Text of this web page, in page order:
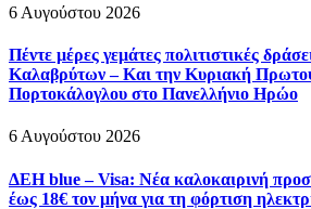
6 Αυγούστου 2026
Πέντε μέρες γεμάτες πολιτιστικές
Καλαβρύτων – Και την Κυριακή
Πορτοκάλογλου στο Πανελλήνιο Ηρώο
6 Αυγούστου 2026
ΔΕΗ blue – Visa: Νέα καλοκαιρινή
έως 18€ τον μήνα για τη φόρτιση